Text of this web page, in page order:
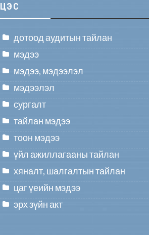
ЦЭС
дотоод аудитын тайлан
мэдээ
мэдээ, мэдээлэл
мэдээлэл
сургалт
тайлан мэдээ
тоон мэдээ
үйл ажиллагааны тайлан
хяналт, шалгалтын тайлан
цаг үеийн мэдээ
эрх зүйн акт